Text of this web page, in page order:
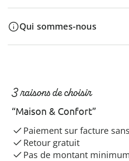
Qui sommes-nous
3 raisons de choisir
“Maison & Confort”
Paiement sur facture
Retour gratuit
Pas de montant